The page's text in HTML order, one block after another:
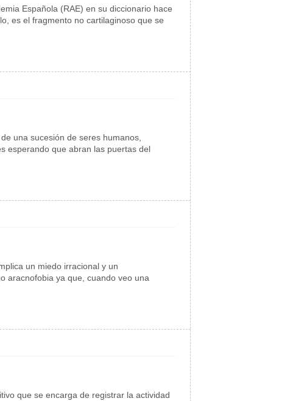
Española (RAE) en su diccionario hace
es el fragmento no cartilaginoso que se
una sucesión de seres humanos,
esperando que abran las puertas del
un miedo irracional y un
aracnofobia ya que, cuando veo una
que se encarga de registrar la actividad